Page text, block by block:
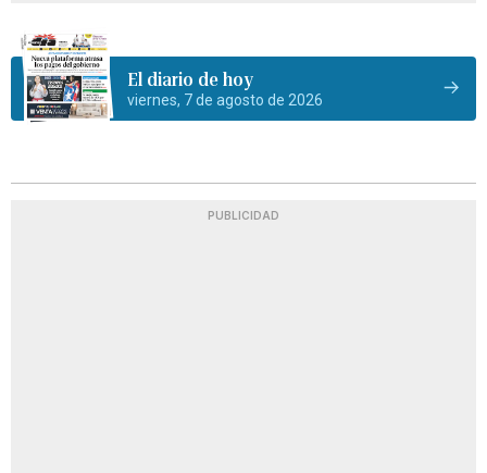
El diario de hoy
viernes, 7 de agosto de 2026
PUBLICIDAD